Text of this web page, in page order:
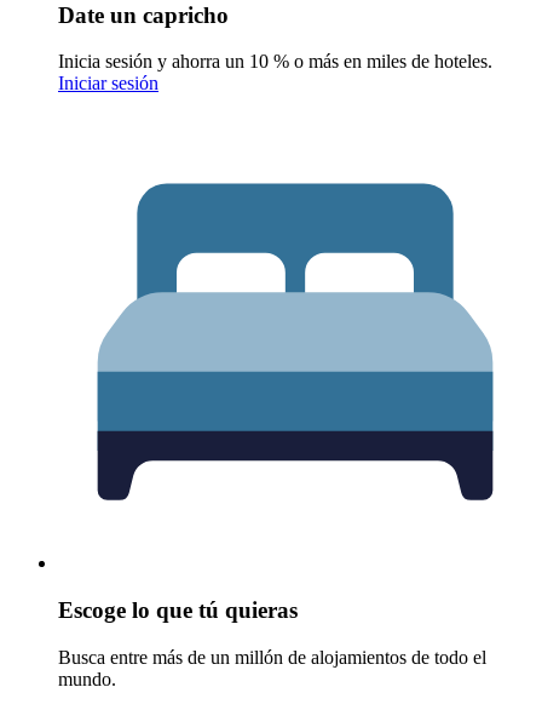
Date un capricho
Inicia sesión y ahorra un 10 % o más en miles de hoteles.
Iniciar sesión
Escoge lo que tú quieras
Busca entre más de un millón de alojamientos de todo el
mundo.